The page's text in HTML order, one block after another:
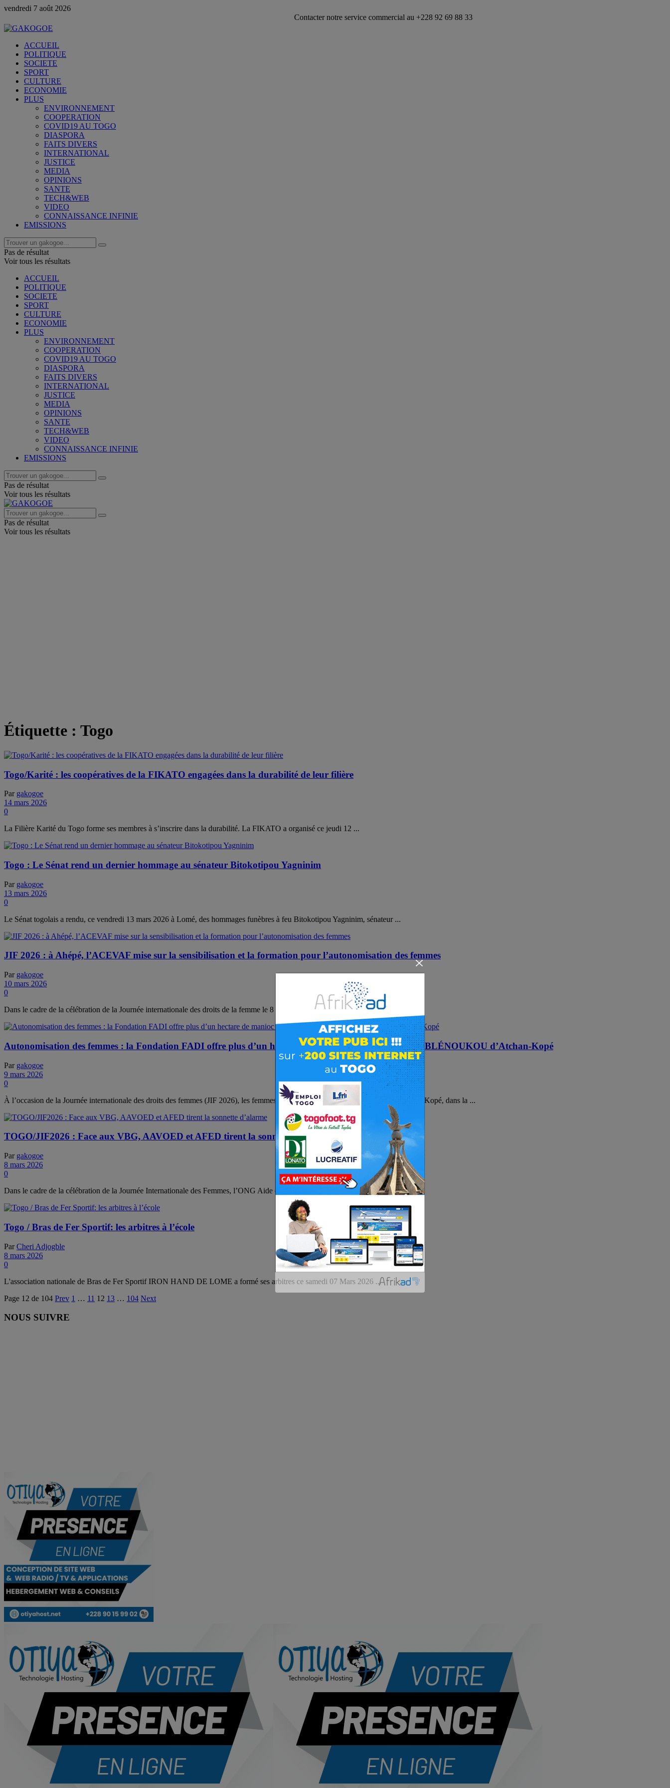
vendredi 7 août 2026
Contacter notre service commercial au +228 92 69 88 33
ACCUEIL
POLITIQUE
SOCIETE
SPORT
CULTURE
ECONOMIE
PLUS
ENVIRONNEMENT
COOPERATION
COVID19 AU TOGO
DIASPORA
FAITS DIVERS
INTERNATIONAL
JUSTICE
MEDIA
OPINIONS
SANTE
TECH&WEB
VIDEO
CONNAISSANCE INFINIE
EMISSIONS
Pas de résultat
Voir tous les résultats
ACCUEIL
POLITIQUE
SOCIETE
SPORT
CULTURE
ECONOMIE
PLUS
ENVIRONNEMENT
COOPERATION
COVID19 AU TOGO
DIASPORA
FAITS DIVERS
INTERNATIONAL
JUSTICE
MEDIA
OPINIONS
SANTE
TECH&WEB
VIDEO
CONNAISSANCE INFINIE
EMISSIONS
Pas de résultat
Voir tous les résultats
Pas de résultat
Voir tous les résultats
Étiquette : Togo
Togo/Karité : les coopératives de la FIKATO engagées dans la durabilité de leur filière
Par gakogoe
14 mars 2026
0
La Filière Karité du Togo forme ses membres à s’inscrire dans la durabilité. La FIKATO a organisé ce jeudi 12 ...
Togo : Le Sénat rend un dernier hommage au sénateur Bitokotipou Yagninim
Par gakogoe
13 mars 2026
0
Le Sénat togolais a rendu, ce vendredi 13 mars 2026 à Lomé, des hommages funèbres à feu Bitokotipou Yagninim, sénateur ...
JIF 2026 : à Ahépé, l’ACEVAF mise sur la sensibilisation et la formation pour l’autonomisation des femmes
Par gakogoe
10 mars 2026
0
Dans le cadre de la célébration de la Journée internationale des droits de la femme le 8 mars 2026, l’Association ...
Autonomisation des femmes : la Fondation FADI offre plus d’un hectare de manioc au groupement AGBLÉNOUKOU d’Atchan-Kopé
Par gakogoe
9 mars 2026
0
À l’occasion de la Journée internationale des droits des femmes (JIF 2026), les femmes du groupement AGBLÉNOUKOU d’Atchan-Kopé, dans la ...
TOGO/JIF2026 : Face aux VBG, AAVOED et AFED tirent la sonnette d’alarme
Par gakogoe
8 mars 2026
0
Dans le cadre de la célébration de la Journée Internationale des Femmes, l’ONG Aide et Action à la Veuve, à ...
Togo / Bras de Fer Sportif: les arbitres à l’école
Par Cheri Adjogble
8 mars 2026
0
L'association nationale de Bras de Fer Sportif IRON HAND DE LOME a formé ses arbitres ce samedi 07 Mars 2026 ...
Page 12 de 104 Prev 1 … 11 12 13 … 104 Next
NOUS SUIVRE